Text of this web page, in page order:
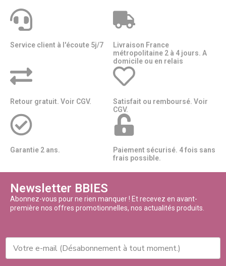
Service client à l'écoute 5j/7
Livraison France
métropolitaine 2 à 4 jours. A
domicile ou en relais​​
Retour gratuit. Voir CGV.
Satisfait ou remboursé. Voir
CGV.
Garantie 2 ans.
Paiement sécurisé. 4 fois sans
frais possible.
Newsletter BBIES
Abonnez-vous pour ne rien manquer ! Et recevez en avant-
première nos offres promotionnelles, nos actualités produits.